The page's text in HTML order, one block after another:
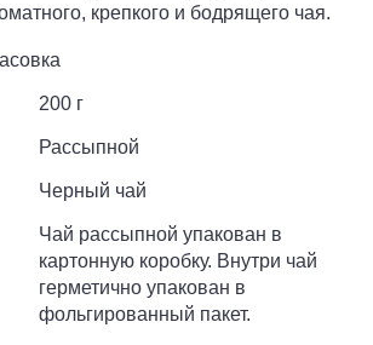
крепкого и бодрящего чая.
200 г
Рассыпной
Черный чай
Чай рассыпной упакован в
картонную коробку. Внутри чай
герметично упакован в
фольгированный пакет.